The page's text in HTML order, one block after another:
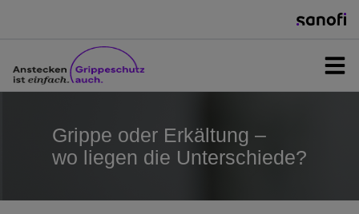
Die echte Grippe
Grippe-Impfung
Grippe oder Erkältung –
wo liegen die Unterschiede?